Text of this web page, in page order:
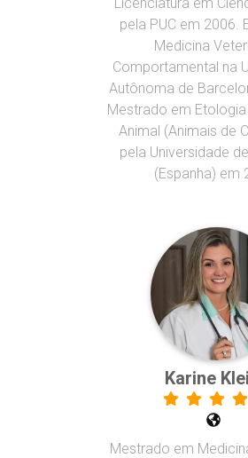
pela PUC em 2006.
Medicina
Comportamental na
Autônoma de
Mestrado em
Animal (Animais de
pela Universidade
(Espanha) em
Karine
Mestrado em